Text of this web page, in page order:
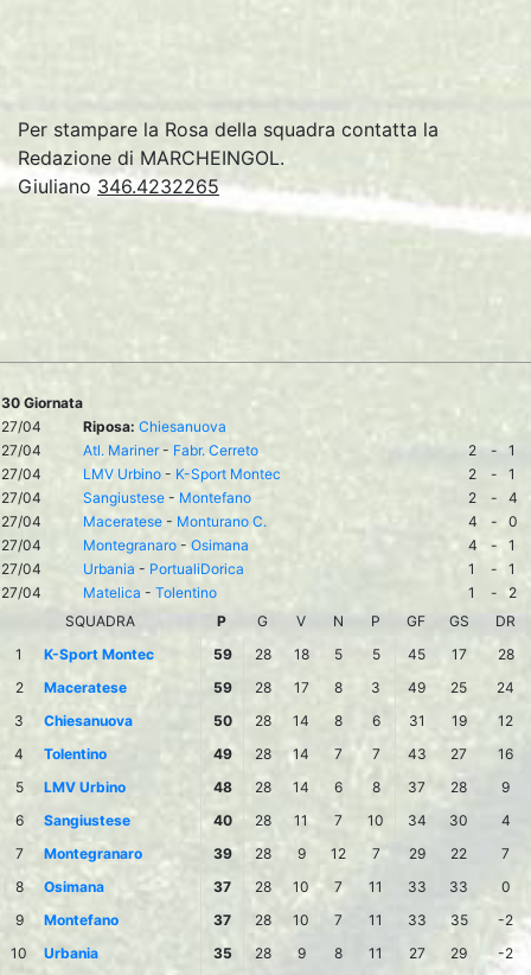
Per stampare la Rosa della squadra contatta la
Redazione di MARCHEINGOL.
Giuliano 346.4232265
30 Giornata
27/04
Riposa: Chiesanuova
27/04
Atl. Mariner- Fabr. Cerreto 2 -
1
27/04
LMV Urbino - K-Sport Montec 2 -
1
27/04
Sangiustese - Montefano 2 -
4
27/04
Maceratese - Monturano C. 4 -
0
27/04
Montegranaro - Osimana 4 -
1
27/04
Urbania - PortualiDorica 1 -
1
27/04
Matelica - Tolentino 1 -
2
SQUADRA
P G V N P GF GS
DR
1
K-Sport Montec 59 28 18 5 5 45 17
28
2
Maceratese 59 28 17 8 3 49 25
24
3
Chiesanuova 50 28 14 8 6 31 19
12
4
Tolentino 49 28 14 7 7 43 27
16
5
LMV Urbino 48 28 14 6 8 37 28
9
6
Sangiustese 40 28 11 7 10 34 30
4
7
Montegranaro 39 28 9 12 7 29 22
7
8
Osimana 37 28 10 7 11 33 33
0
9
Montefano 37 28 10 7 11 33 35
-2
10
Urbania 35 28 9 8 11 27 29 -2